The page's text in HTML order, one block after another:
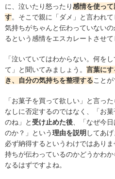
に、泣いたり怒ったり感情を使っ
す。そこで親に「ダメ」と言われ
気持ちがちゃんと伝わっていない
るという感情をエスカレートさせて
「泣いていてはわからない。何を
て」と聞いてみましょう。 言葉に
き、自分の気持ちを整理することが
「お菓子を買って欲しい」と言っ
なしに否定するのではなく、「お
のね」と受け止めた後 、「なぜ今
のか？」という理由を説明 してあ
必ず納得するというわけではあり
持ちが伝わっているのかどうかわ
なるはずですよね。